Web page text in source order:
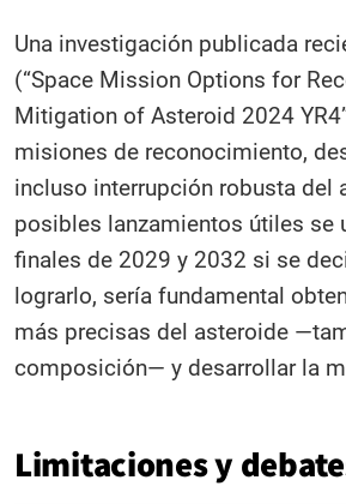
Una investigación publicada
(“Space Mission Options for
Mitigation of Asteroid 2024
misiones de reconocimiento,
incluso interrupción robusta del
posibles lanzamientos útiles se
finales de 2029 y 2032 si se
lograrlo, sería fundamental
más precisas del asteroide
composición— y desarrollar la
Limitaciones y